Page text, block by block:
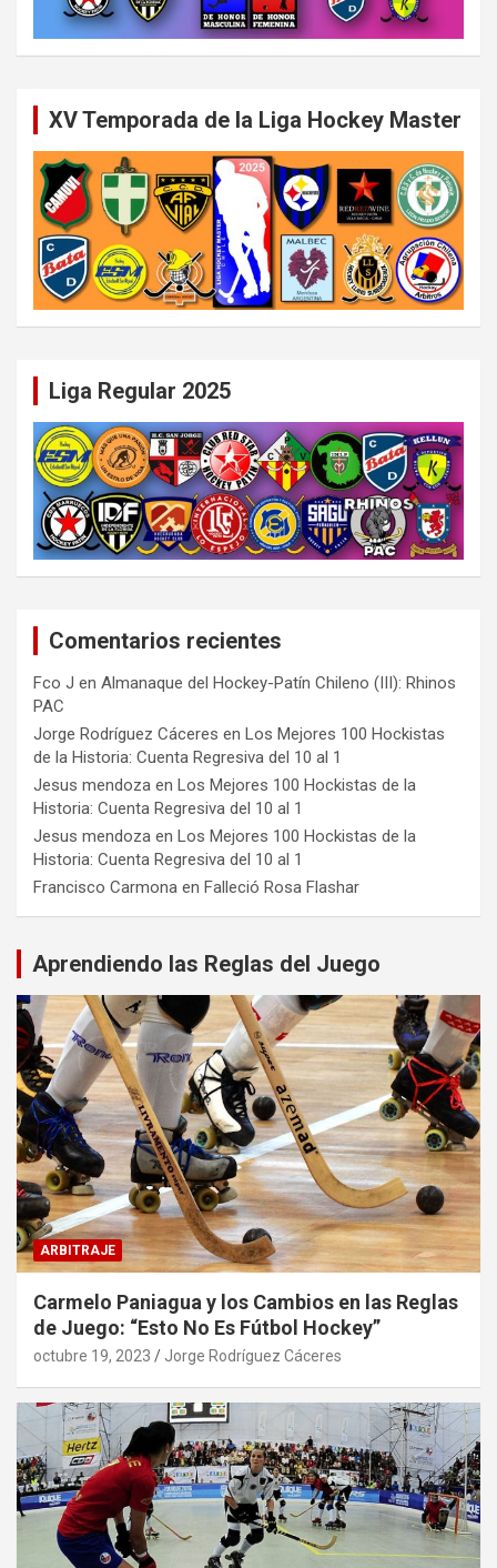
XV Temporada de la Liga Hockey Master
Liga Regular 2025
Comentarios recientes
Fco J en Almanaque del Hockey-Patín Chileno (III): Rhinos
PAC
Jorge Rodríguez Cáceres en Los Mejores 100 Hockistas
de la Historia: Cuenta Regresiva del 10 al 1
Jesus mendoza en Los Mejores 100 Hockistas de la
Historia: Cuenta Regresiva del 10 al 1
Jesus mendoza en Los Mejores 100 Hockistas de la
Historia: Cuenta Regresiva del 10 al 1
Francisco Carmona en Falleció Rosa Flashar
Aprendiendo las Reglas del Juego
ARBITRAJE
Carmelo Paniagua y los Cambios en las Reglas
de Juego: “Esto No Es Fútbol Hockey”
octubre 19, 2023 Jorge Rodríguez Cáceres